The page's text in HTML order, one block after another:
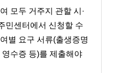
모두 거주지 관할 시·
민센터에서 신청할 수
별 요구 서류(출생증명
수증 등)를 제출해야